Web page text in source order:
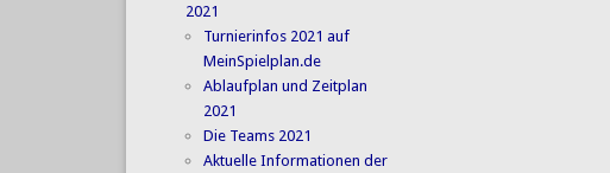
2021
Turnierinfos 2021 auf
MeinSpielplan.de
Ablaufplan und Zeitplan
2021
Die Teams 2021
Aktuelle Informationen der